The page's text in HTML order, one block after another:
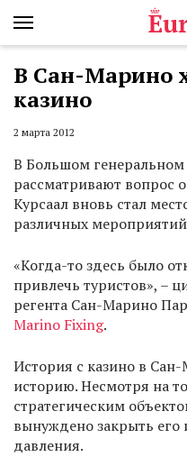
В Сан-Марино
казино
2 марта 2012
В Большом
рассматривают вопрос
Курсаал вновь стал
различных
«Когда-то здесь было
привлечь туристов», –
регента Сан-Марино
Marino Fixing.
История с казино в
историю. Несмотря на
стратегическим
вынуждено закрыть
давления.